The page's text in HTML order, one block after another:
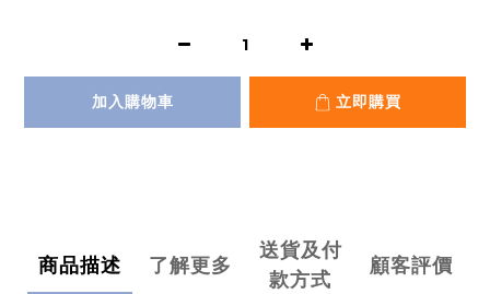
加入購物車 立即購買
商品描述 了解更多
送貨及付
款方式
顧客評價